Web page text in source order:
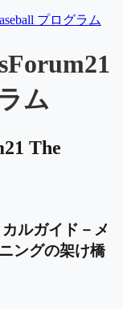
プログラム
ム
The
ルガイド－メ
ングの架け橋